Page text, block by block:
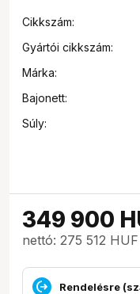
Cikkszám:
Gyártói cikkszám:
Márka:
Bajonett:
Súly:
349 900
nettó: 275 512 HUF
Rendelésre